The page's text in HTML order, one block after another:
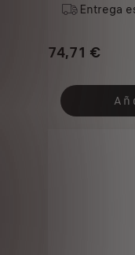
Entrega
74,71 €
Price
74,71
Quantity
updated